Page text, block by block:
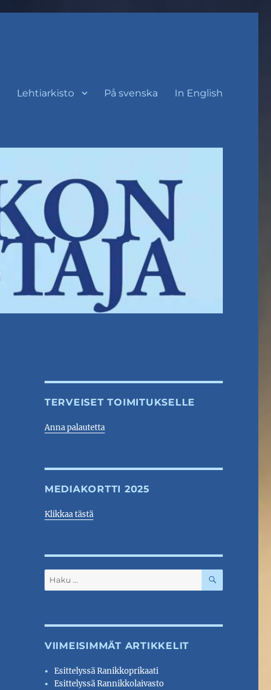
Lehtiarkisto På svenska In English
TERVEISET TOIMITUKSELLE
Anna palautetta
MEDIAKORTTI 2025
Klikkaa tästä
Etsi: HAKU
VIIMEISIMMÄT ARTIKKELIT
Esittelyssä Ranikkoprikaati
Esittelyssä Rannikkolaivasto